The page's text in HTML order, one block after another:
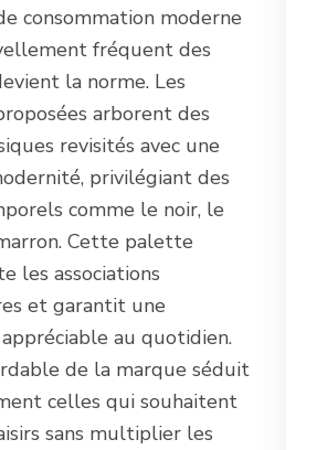
consommation moderne
fréquent des
la norme. Les
arborent des
revisités avec une
privilégiant des
comme le noir, le
Cette palette
les associations
et garantit une
au quotidien.
de la marque séduit
celles qui souhaitent
sans multiplier les